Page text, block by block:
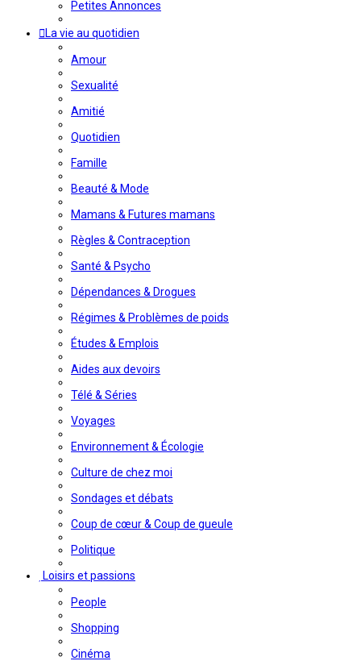
Petites Annonces
La vie au quotidien
Amour
Sexualité
Amitié
Quotidien
Famille
Beauté & Mode
Mamans & Futures mamans
Règles & Contraception
Santé & Psycho
Dépendances & Drogues
Régimes & Problèmes de poids
Études & Emplois
Aides aux devoirs
Télé & Séries
Voyages
Environnement & Écologie
Culture de chez moi
Sondages et débats
Coup de cœur & Coup de gueule
Politique
Loisirs et passions
People
Shopping
Cinéma